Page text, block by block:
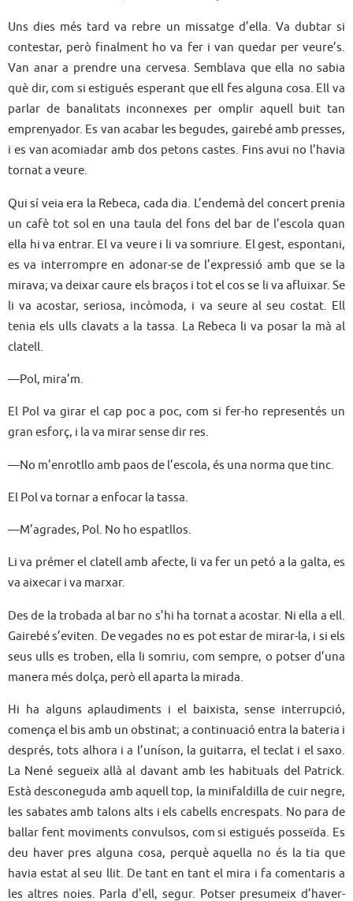
Uns dies més tard va rebre un missatge d’ella. Va dubtar si
contestar, però finalment ho va fer i van quedar per veure’s.
Van anar a prendre una cervesa. Semblava que ella no sabia
què dir, com si estigués esperant que ell fes alguna cosa. Ell va
parlar de banalitats inconnexes per omplir aquell buit tan
emprenyador. Es van acabar les begudes, gairebé amb presses,
i es van acomiadar amb dos petons castes. Fins avui no l’havia
tornat a veure.
Qui sí veia era la Rebeca, cada dia. L’endemà del concert prenia
un cafè tot sol en una taula del fons del bar de l’escola quan
ella hi va entrar. El va veure i li va somriure. El gest, espontani,
es va interrompre en adonar-se de l’expressió amb que se la
mirava; va deixar caure els braços i tot el cos se li va afluixar. Se
li va acostar, seriosa, incòmoda, i va seure al seu costat. Ell
tenia els ulls clavats a la tassa. La Rebeca li va posar la mà al
clatell.
—Pol, mira’m.
El Pol va girar el cap poc a poc, com si fer-ho representés un
gran esforç, i la va mirar sense dir res.
—No m’enrotllo amb paos de l’escola, és una norma que tinc.
El Pol va tornar a enfocar la tassa.
—M’agrades, Pol. No ho espatllos.
Li va prémer el clatell amb afecte, li va fer un petó a la galta, es
va aixecar i va marxar.
Des de la trobada al bar no s’hi ha tornat a acostar. Ni ella a ell.
Gairebé s’eviten. De vegades no es pot estar de mirar-la, i si els
seus ulls es troben, ella li somriu, com sempre, o potser d’una
manera més dolça, però ell aparta la mirada.
Hi ha alguns aplaudiments i el baixista, sense interrupció,
comença el bis amb un obstinat; a continuació entra la bateria i
després, tots alhora i a l’uníson, la guitarra, el teclat i el saxo.
La Nené segueix allà al davant amb les habituals del Patrick.
Està desconeguda amb aquell top, la minifaldilla de cuir negre,
les sabates amb talons alts i els cabells encrespats. No para de
ballar fent moviments convulsos, com si estigués posseïda. Es
deu haver pres alguna cosa, perquè aquella no és la tia que
havia estat al seu llit. De tant en tant el mira i fa comentaris a
les altres noies. Parla d’ell, segur. Potser presumeix d’haver-